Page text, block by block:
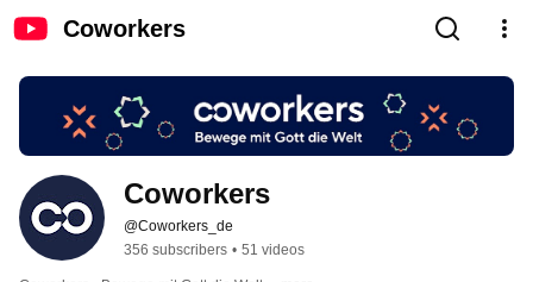
Coworkers
Coworkers
@Coworkers_de
356 subscribers • 51 videos